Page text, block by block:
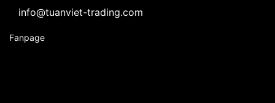
info@tuanviet-trading.com
Fanpage